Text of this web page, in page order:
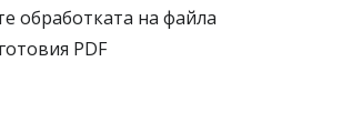
обработката на файла
PDF